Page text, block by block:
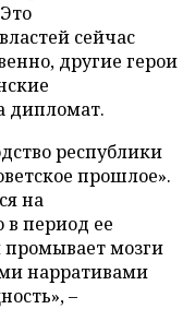
сейчас
другие герои
дипломат.
республики
прошлое».
на
в период ее
промывает мозги
нарративами
–